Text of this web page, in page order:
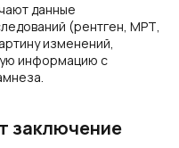
данные
(рентген, МРТ,
изменений,
информацию с
заключение